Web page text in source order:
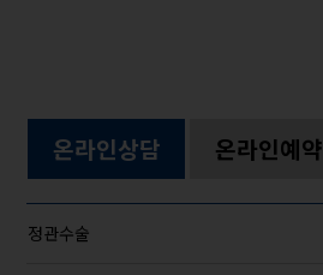
온라인상담 온라인예약
정관수술